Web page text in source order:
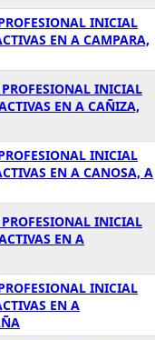
INICIAL
EN A CAMPARA,
INICIAL
EN A CAÑIZA,
INICIAL
EN A CANOSA, A
INICIAL
EN A
INICIAL
EN A